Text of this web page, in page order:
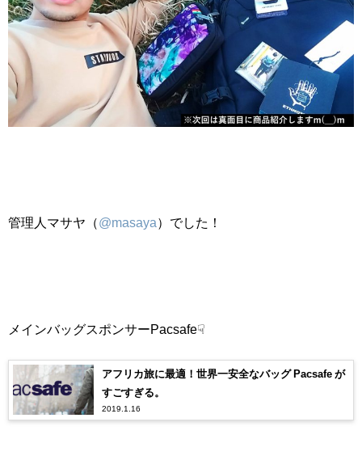
管理人マサヤ（@masaya）でした！
メインバッグスポンサーPacsafe☟
アフリカ旅に最適！世界一安全なバッグ Pacsafe が
すごすぎる。
2019.1.16